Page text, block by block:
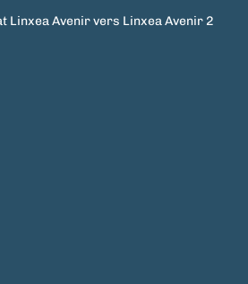
Linxea Avenir vers Linxea Avenir 2